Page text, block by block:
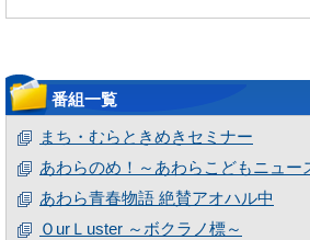
番組一覧
まち・むらときめきセミナー
あわらのめ！～あわらこどもニュー
あわら青春物語 絶賛アオハル中
ＯurＬuster ～ボクラノ標～